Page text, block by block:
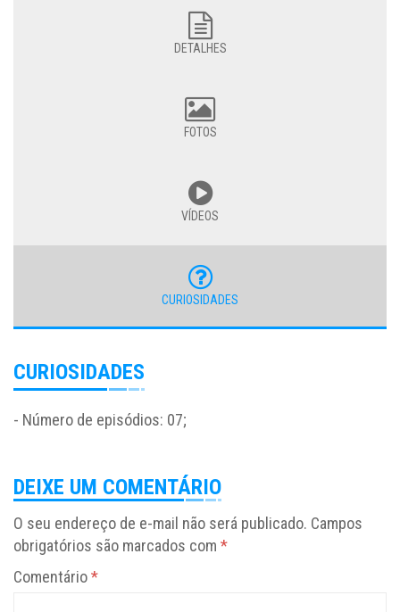
DETALHES
FOTOS
VÍDEOS
CURIOSIDADES
CURIOSIDADES
- Número de episódios: 07;
DEIXE UM COMENTÁRIO
O seu endereço de e-mail não será publicado. Campos
obrigatórios são marcados com *
Comentário*